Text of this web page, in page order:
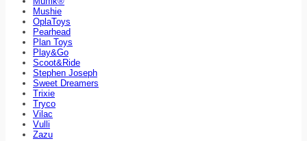
Mushie
OplaToys
Pearhead
Plan Toys
Play&Go
Scoot&Ride
Stephen Joseph
Sweet Dreamers
Trixie
Tryco
Vilac
Vulli
Zazu